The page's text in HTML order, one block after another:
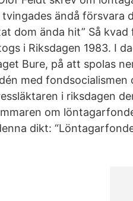
ändå försvara
dom ända hit” Så
i Riksdagen 1983. I
Bure, på att spolas
med
i riksdagen
om
dikt: